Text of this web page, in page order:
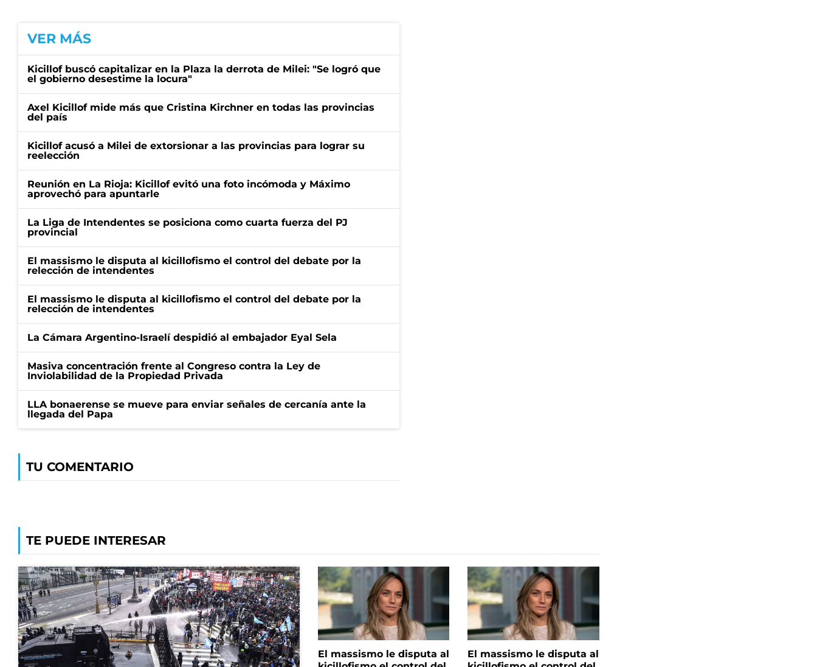
VER MÁS
Kicillof buscó capitalizar en la Plaza la derrota de Milei: "Se logró que
el gobierno desestime la locura"
Axel Kicillof mide más que Cristina Kirchner en todas las provincias
del país
Kicillof acusó a Milei de extorsionar a las provincias para lograr su
reelección
Reunión en La Rioja: Kicillof evitó una foto incómoda y Máximo
aprovechó para apuntarle
La Liga de Intendentes se posiciona como cuarta fuerza del PJ
provincial
El massismo le disputa al kicillofismo el control del debate por la
relección de intendentes
El massismo le disputa al kicillofismo el control del debate por la
relección de intendentes
La Cámara Argentino-Israelí despidió al embajador Eyal Sela
Masiva concentración frente al Congreso contra la Ley de
Inviolabilidad de la Propiedad Privada
LLA bonaerense se mueve para enviar señales de cercanía ante la
llegada del Papa
TU COMENTARIO
TE PUEDE INTERESAR
El massismo le disputa al
El massismo le disputa al